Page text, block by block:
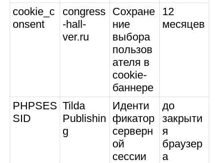
cookie_c
onsent
congress
-hall-
ver.ru
Сохране
ние
выбора
пользов
ателя в
cookie-
баннере
12
месяцев
PHPSES
SID
Tilda
Publishin
g
Иденти
фикатор
серверн
ой
сессии
до
закрыти
я
браузер
а